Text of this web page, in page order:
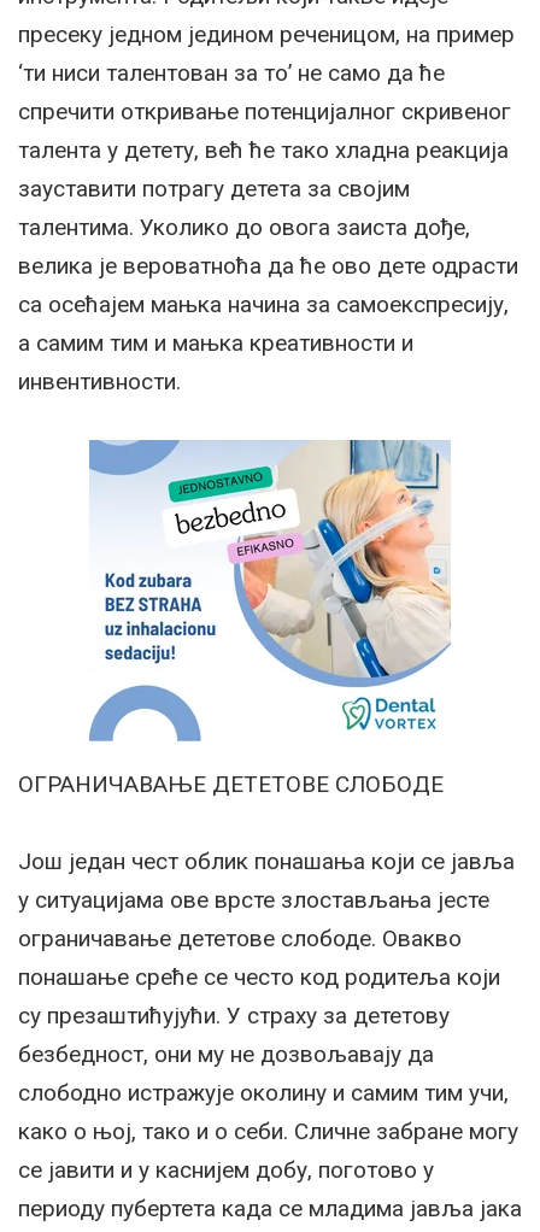
пресеку једном једином реченицом, на пример
‘ти ниси талентован за то’ не само да ће
спречити откривање потенцијалног скривеног
талента у детету, већ ће тако хладна реакција
зауставити потрагу детета за својим
талентима. Уколико до овога заиста дође,
велика је вероватноћа да ће ово дете одрасти
са осећајем мањка начина за самоекспресију,
а самим тим и мањка креативности и
инвентивности.
ОГРАНИЧАВАЊЕ ДЕТЕТОВЕ СЛОБОДЕ
Још један чест облик понашања који се јавља
у ситуацијама ове врсте злостављања јесте
ограничавање дететове слободе. Овакво
понашање среће се често код родитеља који
су презаштићујући. У страху за дететову
безбедност, они му не дозвољавају да
слободно истражује околину и самим тим учи,
како о њој, тако и о себи. Сличне забране могу
се јавити и у каснијем добу, поготово у
периоду пубертета када се младима јавља јака